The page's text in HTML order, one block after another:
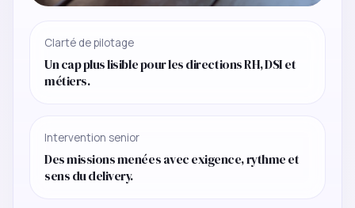
Clarté de pilotage
Un cap plus lisible pour les directions RH, DSI et
métiers.
Intervention senior
Des missions menées avec exigence, rythme et
sens du delivery.